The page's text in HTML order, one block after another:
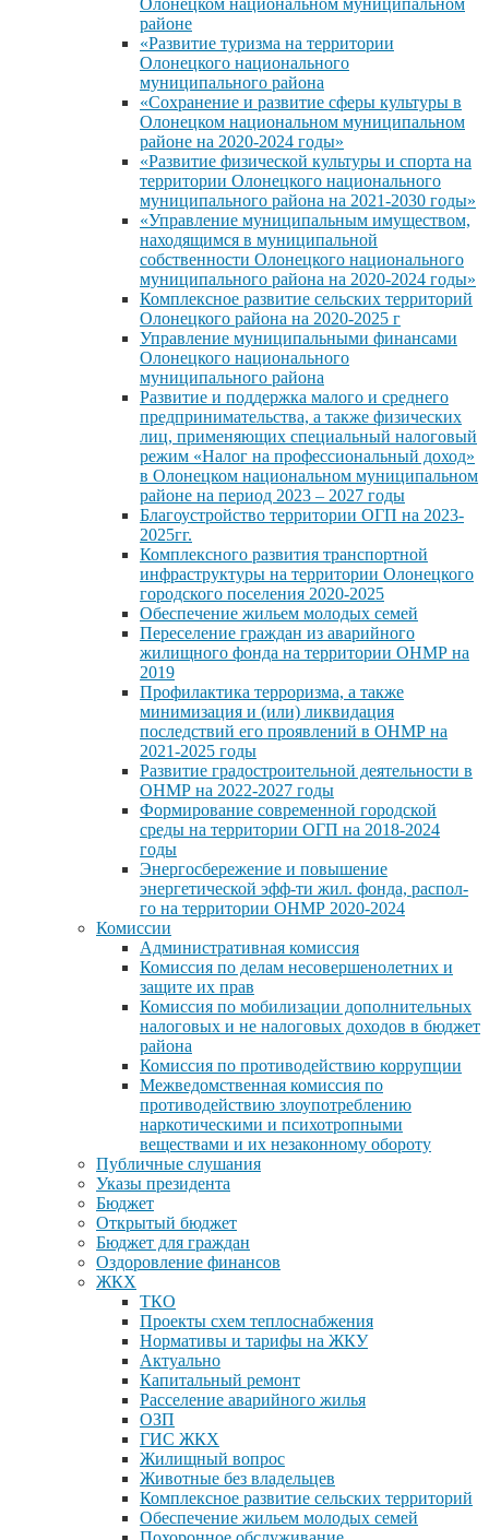
районе
«Развитие туризма на территории
Олонецкого национального
муниципального района
«Сохранение и развитие сферы культуры в
Олонецком национальном муниципальном
районе на 2020-2024 годы»
«Развитие физической культуры и спорта на
территории Олонецкого национального
муниципального района на 2021-2030 годы»
«Управление муниципальным имуществом,
находящимся в муниципальной
собственности Олонецкого национального
муниципального района на 2020-2024 годы»
Комплексное развитие сельских территорий
Олонецкого района на 2020-2025 г
Управление муниципальными финансами
Олонецкого национального
муниципального района
Развитие и поддержка малого и среднего
предпринимательства, а также физических
лиц, применяющих специальный налоговый
режим «Налог на профессиональный доход»
в Олонецком национальном муниципальном
районе на период 2023 – 2027 годы
Благоустройство территории ОГП на 2023-
2025гг.
Комплексного развития транспортной
инфраструктуры на территории Олонецкого
городского поселения 2020-2025
Обеспечение жильем молодых семей
Переселение граждан из аварийного
жилищного фонда на территории ОНМР на
2019
Профилактика терроризма, а также
минимизация и (или) ликвидация
последствий его проявлений в ОНМР на
2021-2025 годы
Развитие градостроительной деятельности в
ОНМР на 2022-2027 годы
Формирование современной городской
среды на территории ОГП на 2018-2024
годы
Энергосбережение и повышение
энергетической эфф-ти жил. фонда, распол-
го на территории ОНМР 2020-2024
Комиссии
Административная комиссия
Комиссия по делам несовершенолетних и
защите их прав
Комиссия по мобилизации дополнительных
налоговых и не налоговых доходов в бюджет
района
Комиссия по противодействию коррупции
Межведомственная комиссия по
противодействию злоупотреблению
наркотическими и психотропными
веществами и их незаконному обороту
Публичные слушания
Указы президента
Бюджет
Открытый бюджет
Бюджет для граждан
Оздоровление финансов
ЖКХ
ТКО
Проекты схем теплоснабжения
Нормативы и тарифы на ЖКУ
Актуально
Капитальный ремонт
Расселение аварийного жилья
ОЗП
ГИС ЖКХ
Жилищный вопрос
Животные без владельцев
Комплексное развитие сельских территорий
Обеспечение жильем молодых семей